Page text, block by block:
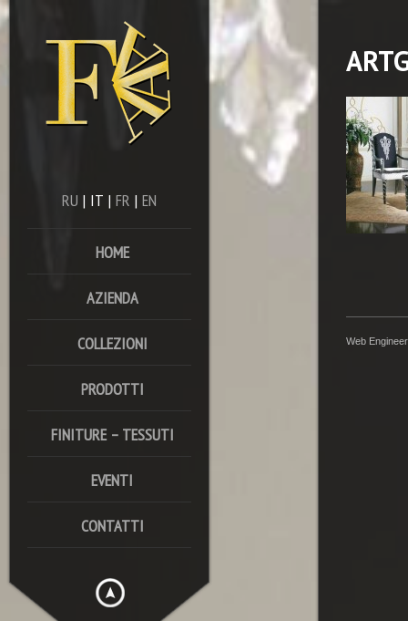
RU | IT | FR | EN
HOME
AZIENDA
COLLEZIONI
PRODOTTI
FINITURE – TESSUTI
EVENTI
CONTATTI
Web